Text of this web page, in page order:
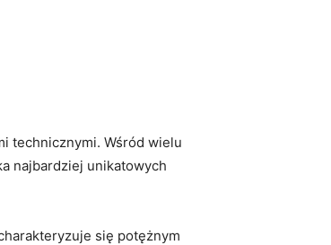
‌technicznymi. Wśród wielu
najbardziej unikatowych
się potężnym